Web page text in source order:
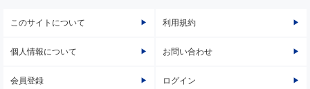
このサイトについて 利用規約
個人情報について お問い合わせ
会員登録 ログイン